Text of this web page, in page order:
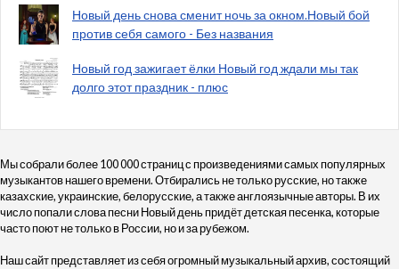
Новый день снова сменит ночь за окном.Новый бой
против себя самого - Без названия
Новый год зажигает ёлки Новый год ждали мы так
долго этот праздник - плюс
Мы собрали более 100 000 страниц с произведениями самых популярных
музыкантов нашего времени. Отбирались не только русские, но также
казахские, украинские, белорусские, а также англоязычные авторы. В их
число попали слова песни Новый день придёт детская песенка, которые
часто поют не только в России, но и за рубежом.
Наш сайт представляет из себя огромный музыкальный архив, состоящий